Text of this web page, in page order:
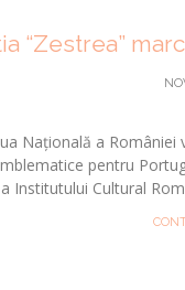
“Zestrea”
Națională a
pentru
Institutului Cultural